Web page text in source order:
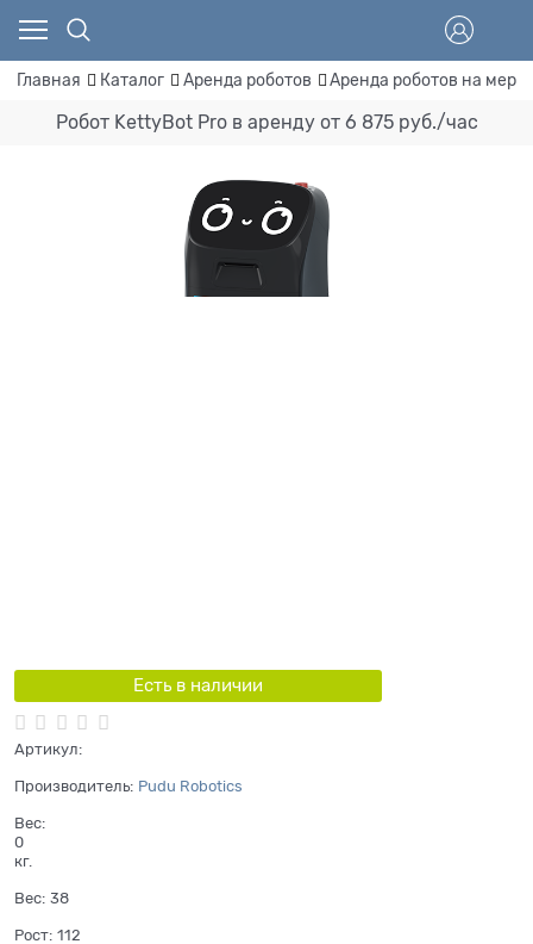
Главная Каталог Аренда роботов Аренда роботов на
Робот KettyBot Pro в аренду от 6 875 руб./час
Есть в наличии
Артикул:
Производитель: Pudu Robotics
Вес:
0
кг.
Вес: 38
Рост: 112